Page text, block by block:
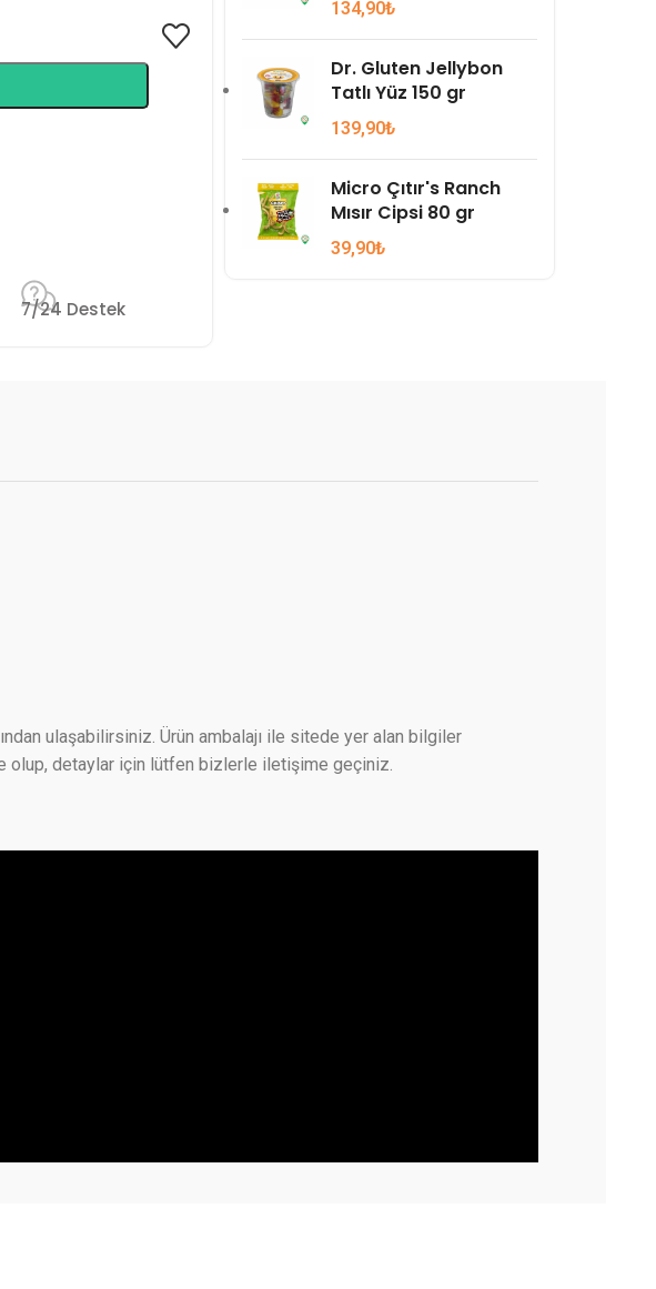
7/24 Destek
134,90₺
Dr. Gluten Jellybon
Tatlı Yüz 150 gr
139,90₺
Micro Çıtır's Ranch
Mısır Cipsi 80 gr
39,90₺
ulaşabilirsiniz. Ürün ambalajı ile sitede yer alan bilgiler
olup, detaylar için lütfen bizlerle iletişime geçiniz.